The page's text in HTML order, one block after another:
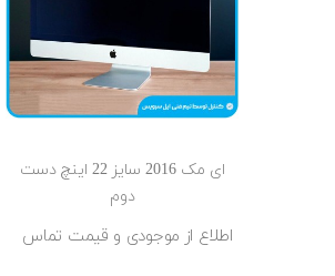
ای مک 2016 سایز 22 اینچ دست
دوم
اطلاع از موجودی و قیمت تماس